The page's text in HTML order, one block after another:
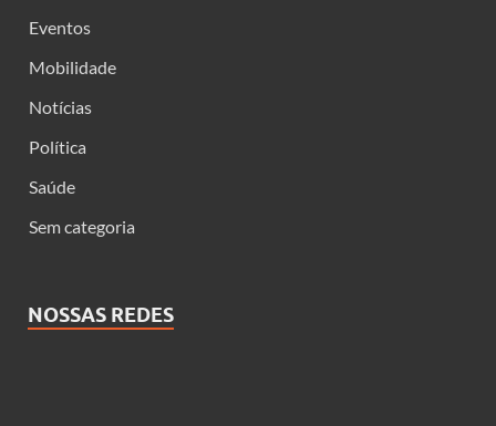
Eventos
Mobilidade
Notícias
Política
Saúde
Sem categoria
NOSSAS REDES